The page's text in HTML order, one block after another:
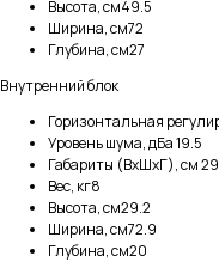
Высота, см49.5
Ширина, см72
Глубина, см27
Внутренний блок
Горизонтальная
Уровень шума, дБа 19.5
Габариты (ВхШхГ), см
Вес, кг8
Высота, см29.2
Ширина, см72.9
Глубина, см20